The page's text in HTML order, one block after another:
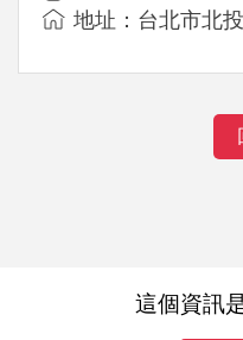
地址：台北市北
這個資訊